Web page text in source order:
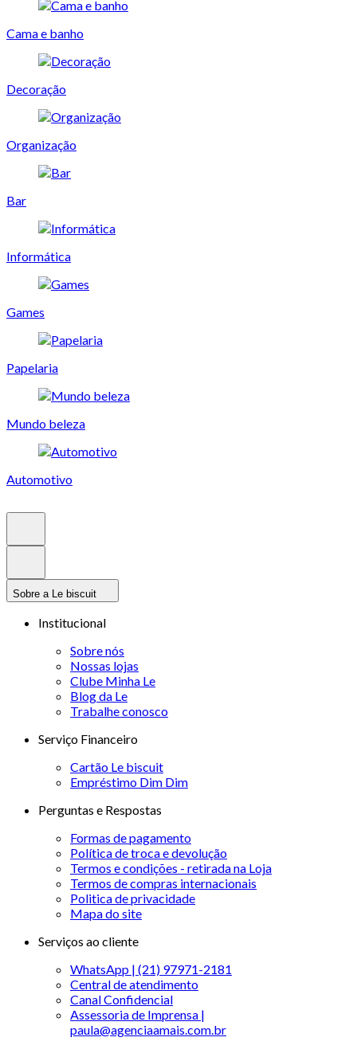
Cama e banho
Decoração
Organização
Bar
Informática
Games
Papelaria
Mundo beleza
Automotivo
Sobre a Le biscuit
Institucional
Sobre nós
Nossas lojas
Clube Minha Le
Blog da Le
Trabalhe conosco
Serviço Financeiro
Cartão Le biscuit
Empréstimo Dim Dim
Perguntas e Respostas
Formas de pagamento
Política de troca e devolução
Termos e condições - retirada na Loja
Termos de compras internacionais
Politica de privacidade
Mapa do site
Serviços ao cliente
WhatsApp | (21) 97971-2181
Central de atendimento
Canal Confidencial
Assessoria de Imprensa |
paula@agenciaamais.com.br